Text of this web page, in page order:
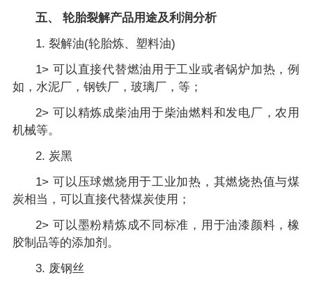
五、 轮胎裂解产品用途及利润分析
1. 裂解油(轮胎炼、塑料油)
1> 可以直接代替燃油用于工业或者锅炉加热，例
如，水泥厂，钢铁厂，玻璃厂，等；
2> 可以精炼成柴油用于柴油燃料和发电厂，农用
机械等。
2. 炭黑
1> 可以压球燃烧用于工业加热，其燃烧热值与煤
炭相当，可以直接代替煤炭使用；
2> 可以墨粉精炼成不同标准，用于油漆颜料，橡
胶制品等的添加剂。
3. 废钢丝